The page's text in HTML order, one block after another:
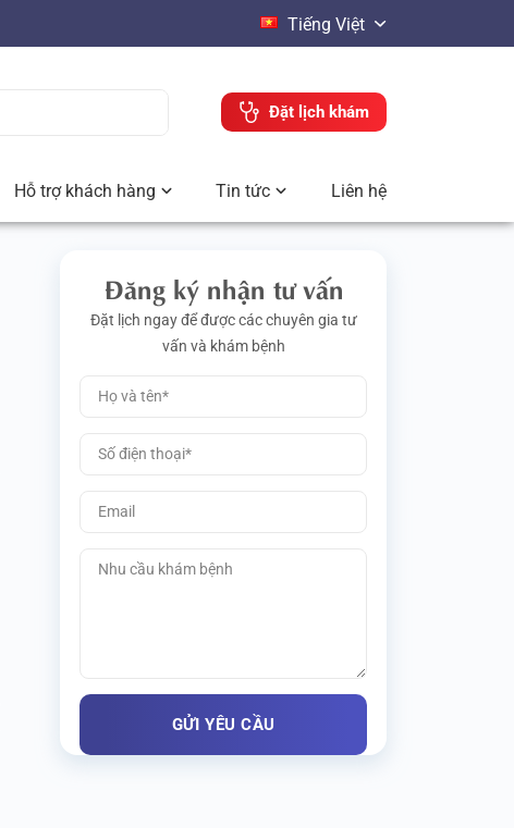
Tiếng Việt
Đặt lịch khám
Hỗ trợ khách hàng Tin tức Liên hệ
Đăng ký nhận tư vấn
Đặt lịch ngay để được các chuyên gia tư
vấn và khám bệnh